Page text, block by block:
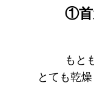
①首
もと
とても乾